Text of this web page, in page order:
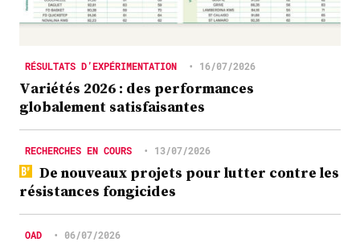
RÉSULTATS D’EXPÉRIMENTATION • 16/07/2026
Variétés 2026 : des performances
globalement satisfaisantes
RECHERCHES EN COURS • 13/07/2026
De nouveaux projets pour lutter contre les
résistances fongicides
OAD • 06/07/2026